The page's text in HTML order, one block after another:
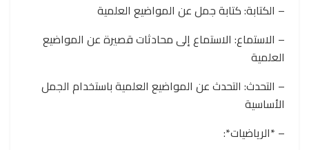
– الكتابة: كتابة جمل عن المواضيع العلمية
– الاستماع: الاستماع إلى محادثات قصيرة عن المواضيع
العلمية
– التحدث: التحدث عن المواضيع العلمية باستخدام الجمل
الأساسية
– *الرياضيات*: